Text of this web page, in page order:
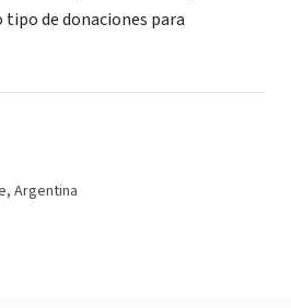
de donaciones para
Argentina